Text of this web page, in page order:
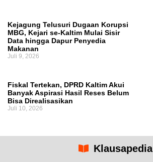
Kejagung Telusuri Dugaan Korupsi
MBG, Kejari se-Kaltim Mulai Sisir
Data hingga Dapur Penyedia
Makanan
Juli 9, 2026
Fiskal Tertekan, DPRD Kaltim Akui
Banyak Aspirasi Hasil Reses Belum
Bisa Direalisasikan
Juli 10, 2026
Klausapedia